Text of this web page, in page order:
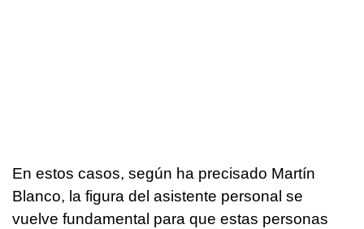
En estos casos, según ha precisado Martín
Blanco, la figura del asistente personal se
vuelve fundamental para que estas personas